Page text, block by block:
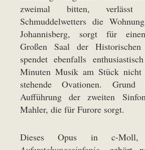
zweimal bitten,
Schmuddelwetters die
Johannisberg, sorgt für
Großen Saal der
spendet ebenfalls
Minuten Musik am Stück nicht
stehende Ovationen.
Aufführung der zweiten
Mahler, die für Furore sorgt.
Dieses Opus in c-Moll,